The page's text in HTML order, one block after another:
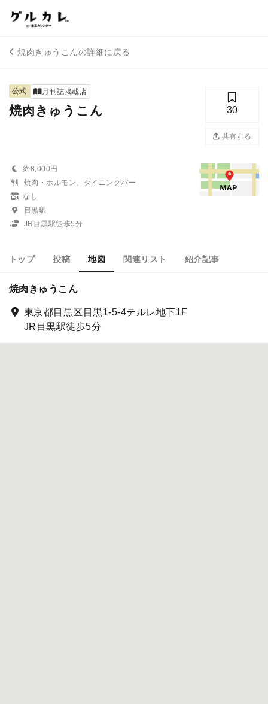
焼肉きゅうこんの詳細に戻る
公式 月刊誌掲載店
焼肉きゅうこん 30
共有する
約8,000円
焼肉・ホルモン、ダイニングバー
なし
目黒駅
JR目黒駅徒歩5分
トップ 投稿 地図 関連リスト 紹介記事
焼肉きゅうこん
東京都目黒区目黒1-5-4テルレ地下1F
JR目黒駅徒歩5分